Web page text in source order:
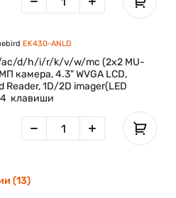
EK430-ANLD
ac/d/h/i/r/k/v/w/mc (2x2 MU-
камера, 4.3" WVGA LCD,
1D/2D imager(LED
клавиши
(13)